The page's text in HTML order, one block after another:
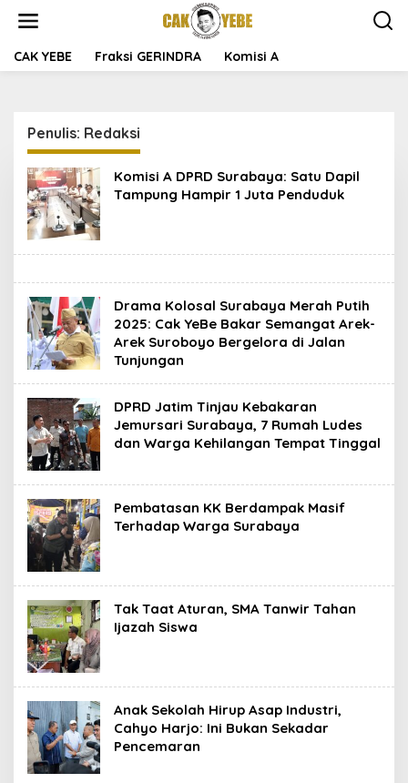
t
CAK YEBE Fraksi GERINDRA Komisi A
Penulis: Redaksi
Komisi A DPRD Surabaya: Satu Dapil
Tampung Hampir 1 Juta Penduduk
Drama Kolosal Surabaya Merah Putih
2025: Cak YeBe Bakar Semangat Arek-
Arek Suroboyo Bergelora di Jalan
Tunjungan
DPRD Jatim Tinjau Kebakaran
Jemursari Surabaya, 7 Rumah Ludes
dan Warga Kehilangan Tempat Tinggal
Pembatasan KK Berdampak Masif
Terhadap Warga Surabaya
Tak Taat Aturan, SMA Tanwir Tahan
Ijazah Siswa
Anak Sekolah Hirup Asap Industri,
Cahyo Harjo: Ini Bukan Sekadar
Pencemaran